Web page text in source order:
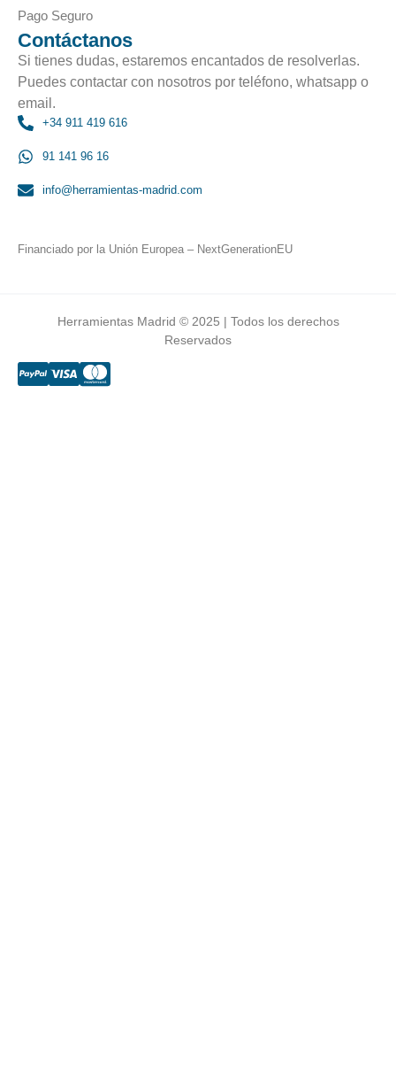
Pago Seguro
Contáctanos
Si tienes dudas, estaremos encantados de resolverlas.
Puedes contactar con nosotros por teléfono, whatsapp o
email.
+34 911 419 616
91 141 96 16
info@herramientas-madrid.com
Financiado por la Unión Europea – NextGenerationEU
Herramientas Madrid © 2025 | Todos los derechos
Reservados